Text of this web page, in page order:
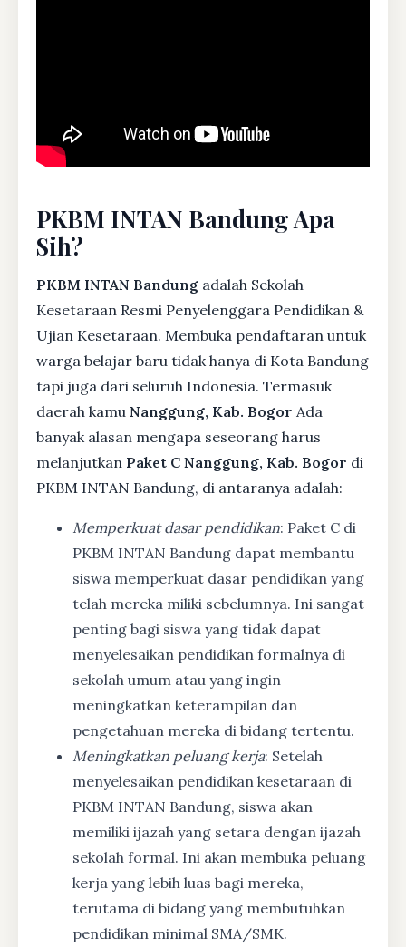
PKBM INTAN Bandung Apa
Sih?
PKBM INTAN Bandung adalah Sekolah
Kesetaraan Resmi Penyelenggara Pendidikan &
Ujian Kesetaraan. Membuka pendaftaran untuk
warga belajar baru tidak hanya di Kota Bandung
tapi juga dari seluruh Indonesia. Termasuk
daerah kamu Nanggung, Kab. Bogor Ada
banyak alasan mengapa seseorang harus
melanjutkan Paket C Nanggung, Kab. Bogor di
PKBM INTAN Bandung, di antaranya adalah:
Memperkuat dasar pendidikan: Paket C di
PKBM INTAN Bandung dapat membantu
siswa memperkuat dasar pendidikan yang
telah mereka miliki sebelumnya. Ini sangat
penting bagi siswa yang tidak dapat
menyelesaikan pendidikan formalnya di
sekolah umum atau yang ingin
meningkatkan keterampilan dan
pengetahuan mereka di bidang tertentu.
Meningkatkan peluang kerja: Setelah
menyelesaikan pendidikan kesetaraan di
PKBM INTAN Bandung, siswa akan
memiliki ijazah yang setara dengan ijazah
sekolah formal. Ini akan membuka peluang
kerja yang lebih luas bagi mereka,
terutama di bidang yang membutuhkan
pendidikan minimal SMA/SMK.